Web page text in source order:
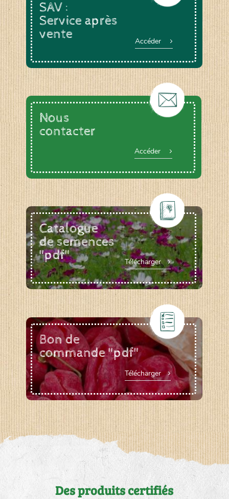
SAV :
Service après
vente
Accéder
Nous
contacter
Accéder
Catalogue
de semences
"pdf"
Télécharger
Bon de
commande "pdf"
Télécharger
Des produits certifiés